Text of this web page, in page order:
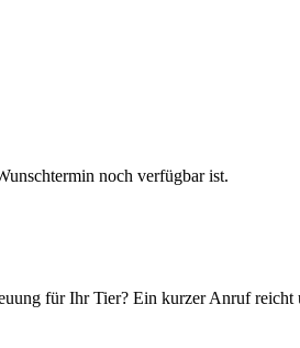
noch verfügbar ist.
für Ihr Tier? Ein kurzer Anruf